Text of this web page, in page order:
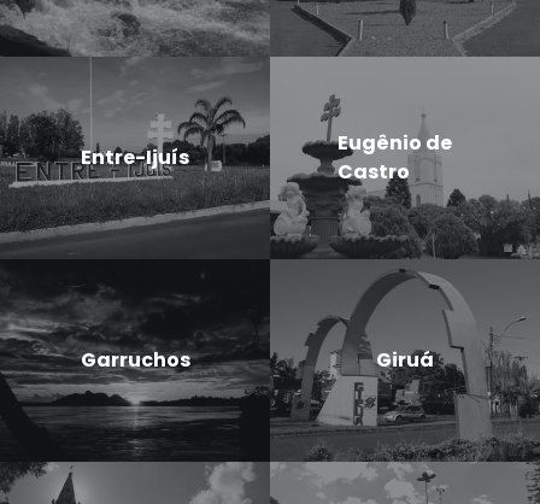
Entre-Ijuís
Eugênio de
Castro
Garruchos Giruá